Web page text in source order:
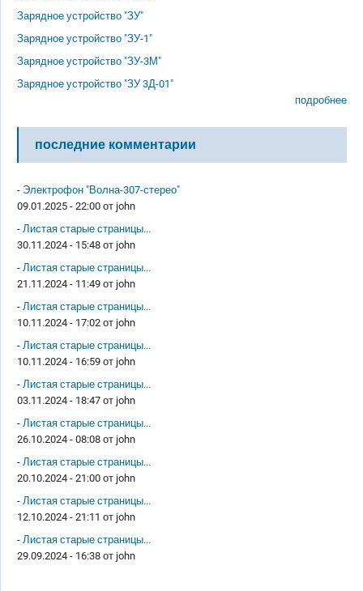
Зарядное устройство "ЗУ"
Зарядное устройство "ЗУ-1"
Зарядное устройство "ЗУ-3М"
Зарядное устройство "ЗУ 3Д-01"
подробнее
последние комментарии
- Электрофон "Волна-307-стерео"
09.01.2025 - 22:00 от john
- Листая старые страницы...
30.11.2024 - 15:48 от john
- Листая старые страницы...
21.11.2024 - 11:49 от john
- Листая старые страницы...
10.11.2024 - 17:02 от john
- Листая старые страницы...
10.11.2024 - 16:59 от john
- Листая старые страницы...
03.11.2024 - 18:47 от john
- Листая старые страницы...
26.10.2024 - 08:08 от john
- Листая старые страницы...
20.10.2024 - 21:00 от john
- Листая старые страницы...
12.10.2024 - 21:11 от john
- Листая старые страницы...
29.09.2024 - 16:38 от john